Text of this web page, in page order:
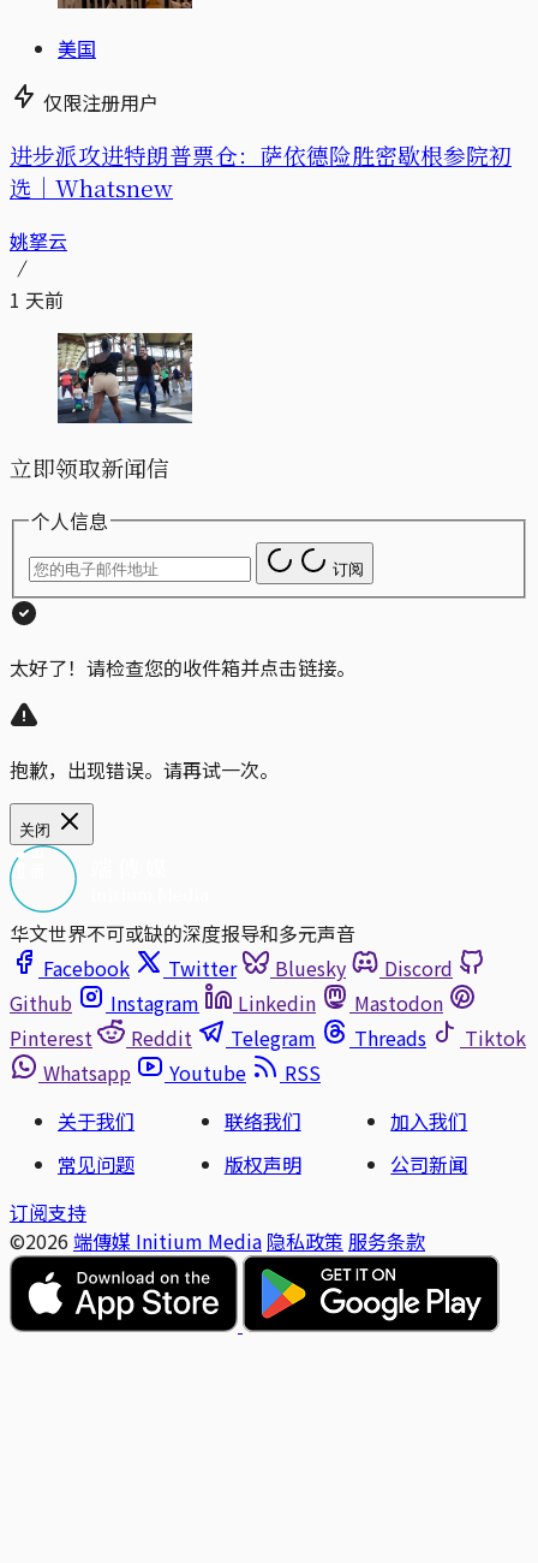
美国
仅限注册用户
进步派攻进特朗普票仓：萨依德险胜密歇根参院初
选｜Whatsnew
姚拏云
1 天前
立即领取新闻信
个人信息
订阅
太好了！请检查您的收件箱并点击链接。
抱歉，出现错误。请再试一次。
关闭
华文世界不可或缺的深度报导和多元声音
Facebook
Twitter Bluesky
Discord
Github
Instagram Linkedin
Mastodon
Pinterest
Reddit Telegram Threads
Tiktok
Whatsapp
Youtube
RSS
关于我们
联络我们
加入我们
常见问题
版权声明
公司新闻
订阅支持
©2026 端傳媒 Initium Media 隐私政策 服务条款